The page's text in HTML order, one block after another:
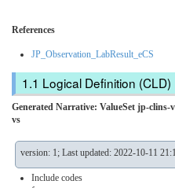
References
JP_Observation_LabResult_eCS
Logical Definition (CLD)
Generated Narrative: ValueSet jp-
vs
version: 1; Last updated: 2022-10-11
Include codes